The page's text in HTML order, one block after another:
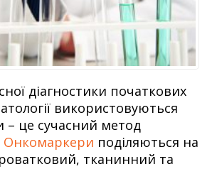
діагностики початкових
використовуються
– це сучасний метод
Онкомаркери поділяються на
тканинний та